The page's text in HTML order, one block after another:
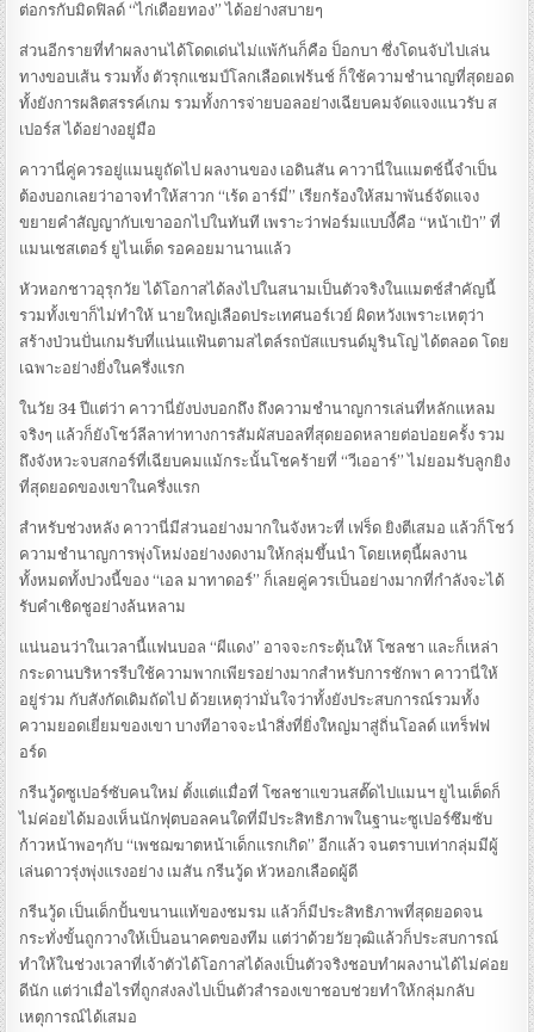
ต่อกรกับมิดฟิลด์ “ไก่เดือยทอง” ได้อย่างสบายๆ
ส่วนอีกรายที่ทำผลงานได้โดดเด่นไม่แพ้กันก็คือ ป็อกบา ซึ่งโดนจับไปเล่น
ทางขอบเส้น รวมทั้ง ตัวรุกแชมป์โลกเลือดเฟร้นช์ ก็ใช้ความชำนาญที่สุดยอด
ทั้งยังการผลิตสรรค์เกม รวมทั้งการจ่ายบอลอย่างเฉียบคมจัดแจงแนวรับ ส
เปอร์ส ได้อย่างอยู่มือ
คาวานี่คู่ควรอยู่แมนยูถัดไป ผลงานของ เอดินสัน คาวานี่ในแมตช์นี้จำเป็น
ต้องบอกเลยว่าอาจทำให้สาวก “เร้ด อาร์มี่” เรียกร้องให้สมาพันธ์จัดแจง
ขยายคำสัญญากับเขาออกไปในทันที เพราะว่าฟอร์มแบบงี้คือ “หน้าเป้า” ที่
แมนเชสเตอร์ ยูไนเต็ด รอคอยมานานแล้ว
หัวหอกชาวอุรุกวัย ได้โอกาสได้ลงไปในสนามเป็นตัวจริงในแมตช์สำคัญนี้
รวมทั้งเขาก็ไม่ทำให้ นายใหญ่เลือดประเทศนอร์เวย์ ผิดหวังเพราะเหตุว่า
สร้างป่วนปั่นเกมรับที่แน่นแฟ้นตามสไตล์รถบัสแบรนด์มูรินโญ่ ได้ตลอด โดย
เฉพาะอย่างยิ่งในครึ่งแรก
ในวัย 34 ปีแต่ว่า คาวานี่ยังบ่งบอกถึง ถึงความชำนาญการเล่นที่หลักแหลม
จริงๆ แล้วก็ยังโชว์ลีลาท่าทางการสัมผัสบอลที่สุดยอดหลายต่อบ่อยครั้ง รวม
ถึงจังหวะจบสกอร์ที่เฉียบคมแม้กระนั้นโชคร้ายที่ “วีเออาร์” ไม่ยอมรับลูกยิง
ที่สุดยอดของเขาในครึ่งแรก
สำหรับช่วงหลัง คาวานี่มีส่วนอย่างมากในจังหวะที่ เฟร็ด ยิงตีเสมอ แล้วก็โชว์
ความชำนาญการพุ่งโหม่งอย่างงดงามให้กลุ่มขึ้นนำ โดยเหตุนี้ผลงาน
ทั้งหมดทั้งปวงนี้ของ “เอล มาทาดอร์” ก็เลยคู่ควรเป็นอย่างมากที่กำลังจะได้
รับคำเชิดชูอย่างล้นหลาม
แน่นอนว่าในเวลานี้แฟนบอล “ผีแดง” อาจจะกระตุ้นให้ โซลชา และก็เหล่า
กระดานบริหารรีบใช้ความพากเพียรอย่างมากสำหรับการชักพา คาวานี่ให้
อยู่ร่วม กับสังกัดเดิมถัดไป ด้วยเหตุว่ามั่นใจว่าทั้งยังประสบการณ์รวมทั้ง
ความยอดเยี่ยมของเขา บางทีอาจจะนำสิ่งที่ยิ่งใหญ่มาสู่ถิ่นโอลด์ แทร็ฟฟ
อร์ด
กรีนวู้ดซูเปอร์ซับคนใหม่ ตั้งแต่แมื่อที่ โซลชาแขวนสตั๊ดไปแมนฯ ยูไนเต็ดก็
ไม่ค่อยได้มองเห็นนักฟุตบอลคนใดที่มีประสิทธิภาพในฐานะซูเปอร์ซึมซับ
ก้าวหน้าพอๆกับ “เพชฌฆาตหน้าเด็กแรกเกิด” อีกแล้ว จนตราบเท่ากลุ่มมีผู้
เล่นดาวรุ่งพุ่งแรงอย่าง เมสัน กรีนวู้ด หัวหอกเลือดผู้ดี
กรีนวู้ด เป็นเด็กปั้นขนานแท้ของชมรม แล้วก็มีประสิทธิภาพที่สุดยอดจน
กระทั่งขั้นถูกวางให้เป็นอนาคตของทีม แต่ว่าด้วยวัยวุฒิแล้วก็ประสบการณ์
ทำให้ในช่วงเวลาที่เจ้าตัวได้โอกาสได้ลงเป็นตัวจริงชอบทำผลงานได้ไม่ค่อย
ดีนัก แต่ว่าเมื่อไรที่ถูกส่งลงไปเป็นตัวสำรองเขาชอบช่วยทำให้กลุ่มกลับ
เหตุการณ์ได้เสมอ